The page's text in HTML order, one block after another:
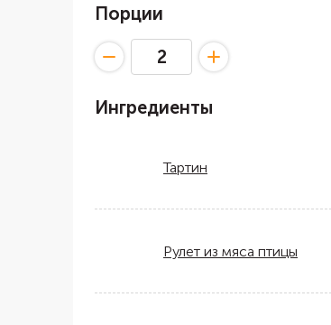
Порции
Ингредиенты
Тартин
Рулет из мяса птицы